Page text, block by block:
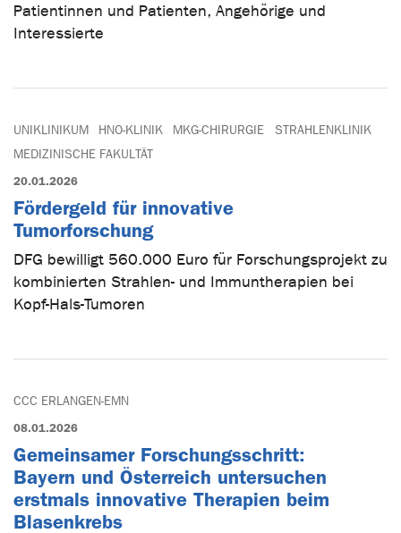
Patientinnen und Patienten, Angehörige und
Interessierte
UNIKLINIKUM HNO-KLINIK MKG-CHIRURGIE
STRAHLENKLINIK
MEDIZINISCHE FAKULTÄT
20.01.2026
Fördergeld für innovative
Tumorforschung
DFG bewilligt 560.000 Euro für Forschungsprojekt zu
kombinierten Strahlen- und Immuntherapien bei
Kopf-Hals-Tumoren
CCC ERLANGEN-EMN
08.01.2026
Gemeinsamer Forschungsschritt:
Bayern und Österreich untersuchen
erstmals innovative Therapien beim
Blasenkrebs